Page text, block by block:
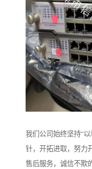
我们公司始终坚持“
针，开拓进取，努力
售后服务，诚信不欺